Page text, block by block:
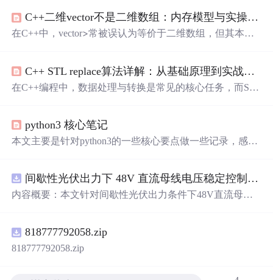
C++二维vector不是二维数组：内存模型与实操指南
在C++中，vector>常被误认为等价于二维数组，但其本质
扩容能力，适用于不确定规模、需频繁增删的场景。理解
其底层内存分配（外层存指针、内层各自管理堆内存）、
越界崩溃、深拷贝误用和性能陷阱的关键。本文聚焦初学
者高频踩坑点
C++ STL replace算法详解：从基础原理到实战应用
在C++编程中，数据处理与转换是常见的核心任务，而ST
器或字符串中元素的批量替换操作。其原理基于迭代器抽
象，通过遍历指定范围并比较元素值或执行谓词判断，将
性，避免了手动编写循环可能引入的错误。在实际工程
中，replace算法广泛应用于数据清洗、字符串处理、状态
更新等场景。例如，在数据预处理时，可使用rep
python3 核心笔记
本文主要是针对python3的一些核心要点做一些记录，感兴
间歇性光伏出力下 48V 直流母线电压稳定控制及储能双向充放电闭环调控体系研究（Simulink仿真实现）
内容概要：本文针对间歇性光伏出力条件下48V直流母线
含光伏阵列、Boost型DC-DC变换器、双向DC-DC变换器
与锂离子电池储能系统的完整拓扑结构，结合光伏最大功
818777792058.zip
818777792058.zip